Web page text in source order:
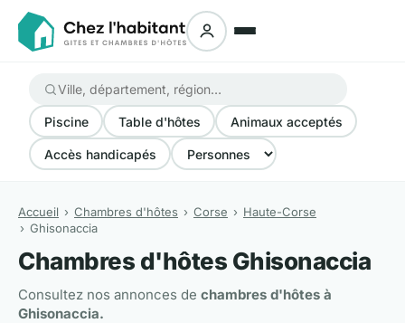
Piscine Table d'hôtes Animaux acceptés
Accès handicapés
Accueil Chambres d'hôtes Corse
Haute-Corse
Ghisonaccia
Chambres d'hôtes Ghisonaccia
Consultez nos annonces de chambres d'hôtes à
Ghisonaccia.